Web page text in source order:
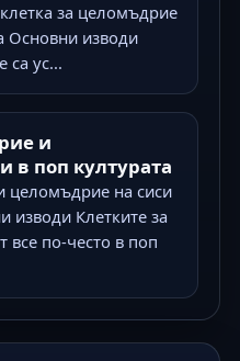
за целомъдрие
Основни изводи
са ус...
и
в поп културата
целомъдрие на сиси
изводи Клетките за
все по-често в поп